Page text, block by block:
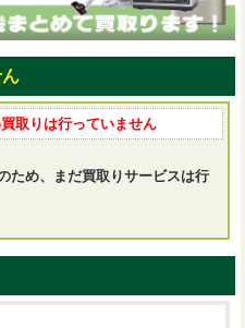
取りは行っていません
ため、まだ買取りサービスは行